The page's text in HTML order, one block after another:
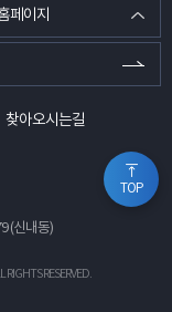
TOP
페이지
찾아오시는길
(신내동)
RESERVED.